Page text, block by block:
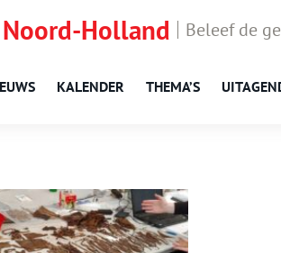
Holland Beleef de
KALENDER THEMA’S